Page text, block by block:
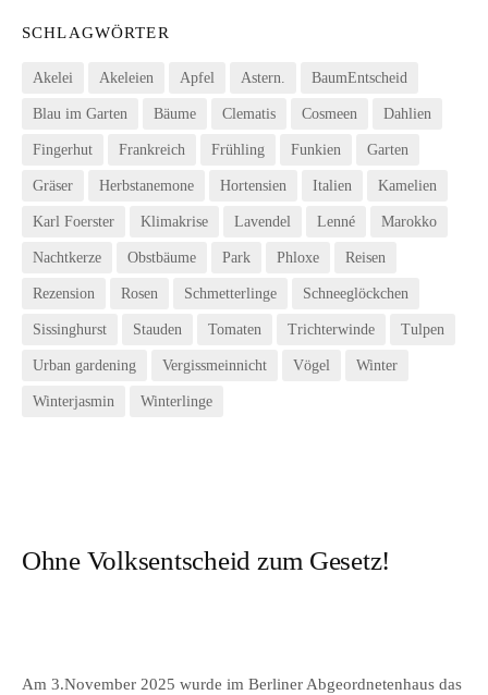
SCHLAGWÖRTER
Akelei Akeleien Apfel Astern. BaumEntscheid
Blau im Garten Bäume Clematis Cosmeen Dahlien
Fingerhut Frankreich Frühling Funkien Garten
Gräser Herbstanemone Hortensien Italien Kamelien
Karl Foerster Klimakrise Lavendel Lenné Marokko
Nachtkerze Obstbäume Park Phloxe Reisen
Rezension Rosen Schmetterlinge Schneeglöckchen
Sissinghurst Stauden Tomaten Trichterwinde Tulpen
Urban gardening Vergissmeinnicht Vögel Winter
Winterjasmin Winterlinge
Ohne Volksentscheid zum Gesetz!
Am 3.November 2025 wurde im Berliner Abgeordnetenhaus das